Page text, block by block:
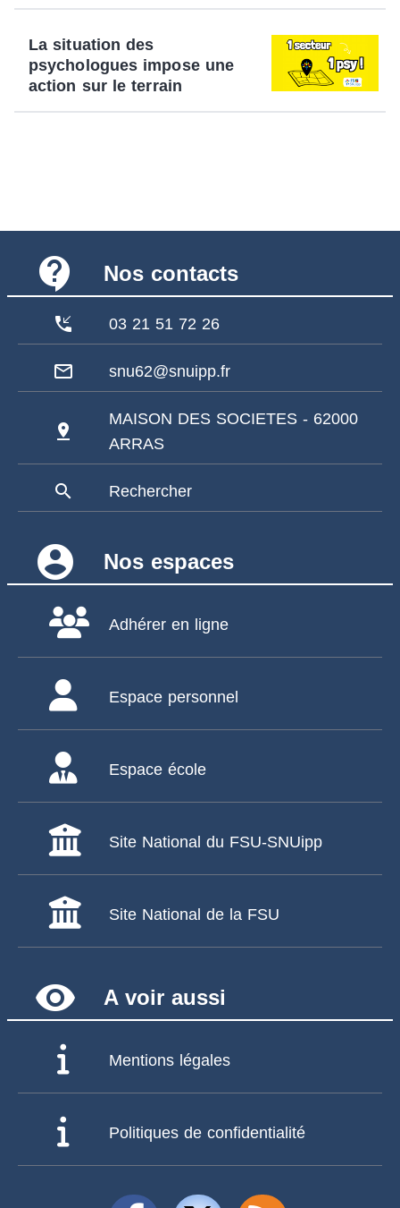
La situation des
psychologues impose une
action sur le terrain
contact_support Nos contacts
phone_callback 03 21 51 72 26
mail_outline snu62@snuipp.fr
pin_drop
MAISON DES SOCIETES - 62000
ARRAS
search Rechercher
account_circle Nos espaces
Adhérer en ligne
Espace personnel
Espace école
Site National du FSU-SNUipp
Site National de la FSU
remove_red_eye A voir aussi
Mentions légales
Politiques de confidentialité